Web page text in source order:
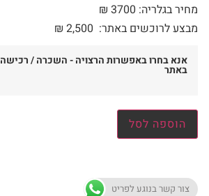
מחיר בגלריה: 3700 ₪
מבצע לרוכשים באתר:
₪ 2,500
אנא בחרו באפשרות הרצויה - השכרה / רכישה
באתר
הוספה לסל
צור קשר בנוגע לפריט